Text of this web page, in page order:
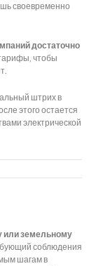
своевременно
достаточно
чтобы
штрих в
этого остается
электрической
или земельному
соблюдения
шагам в